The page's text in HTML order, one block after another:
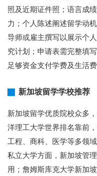
照及近期证件照；语言成
力；个人陈述阐述留学动
导师或雇主撰写以展示个
究计划；申请表需完整填
足够资金支付学费及生活费
新加坡留学学校推荐
新加坡留学优质院校众多
洋理工大学世界排名靠前
工程、商科、医学等多领
私立大学方面，新加坡管
用；詹姆斯库克大学新加